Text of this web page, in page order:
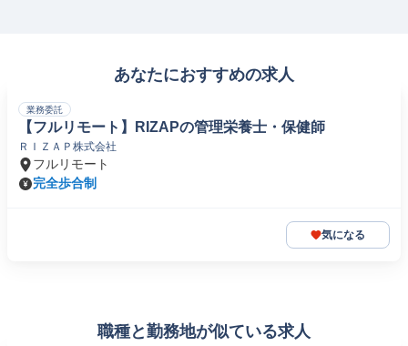
あなたにおすすめの求人
業務委託
【フルリモート】RIZAPの管理栄養士・保健師
ＲＩＺＡＰ株式会社
フルリモート
完全歩合制
気になる
職種と勤務地が似ている求人